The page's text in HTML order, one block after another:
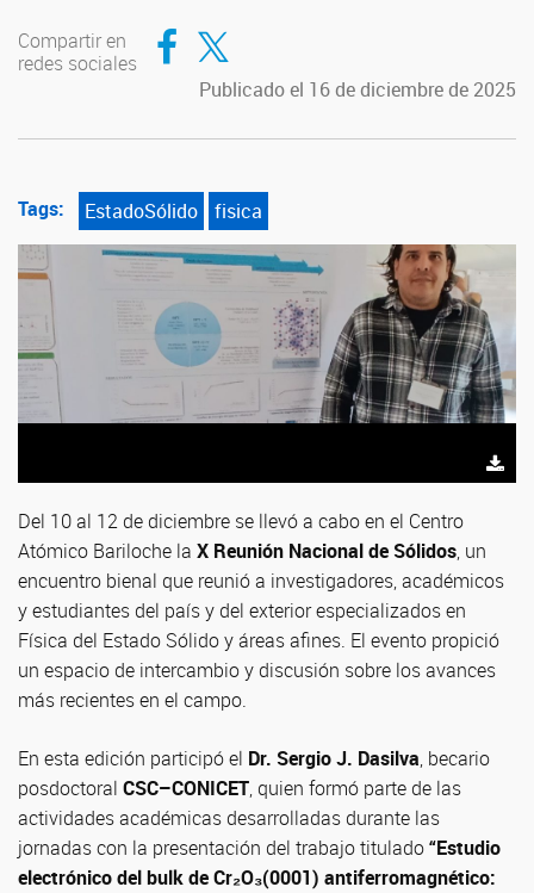
Compartir en
redes sociales
Compartir en Facebook
Compartir en Twitter
Publicado el 16 de diciembre de 2025
Tags: EstadoSólido fisica
Del 10 al 12 de diciembre se llevó a cabo en el Centro
Atómico Bariloche la X Reunión Nacional de Sólidos, un
encuentro bienal que reunió a investigadores, académicos
y estudiantes del país y del exterior especializados en
Física del Estado Sólido y áreas afines. El evento propició
un espacio de intercambio y discusión sobre los avances
más recientes en el campo.
En esta edición participó el Dr. Sergio J. Dasilva, becario
posdoctoral CSC–CONICET, quien formó parte de las
actividades académicas desarrolladas durante las
jornadas con la presentación del trabajo titulado“Estudio
electrónico del bulk de Cr₂O₃(0001) antiferromagnético: